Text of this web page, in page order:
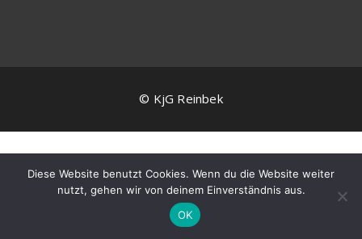
© KjG Reinbek
Diese Website benutzt Cookies. Wenn du die Website weiter
nutzt, gehen wir von deinem Einverständnis aus.
OK